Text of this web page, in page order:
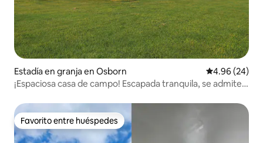
Estadía en granja en Osborn Calificación
4.96 (24)
¡Espaciosa casa de campo! Escapada tranquila, se admiten
Favorito entre huéspedes
Favorito entre huéspedes